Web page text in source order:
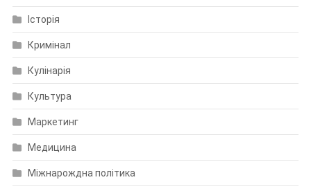
Історія
Кримінал
Кулінарія
Культура
Маркетинг
Медицина
Міжнарождна політика